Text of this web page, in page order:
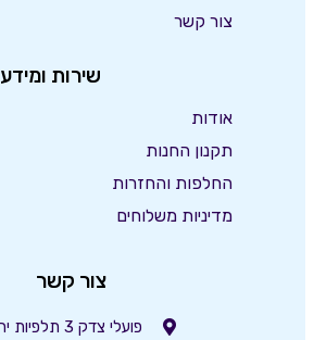
צור קשר
שירות ומידע
אודות
תקנון החנות
החלפות והחזרות
מדיניות משלוחים
צור קשר
פועלי צדק 3 תלפיות ירושלים